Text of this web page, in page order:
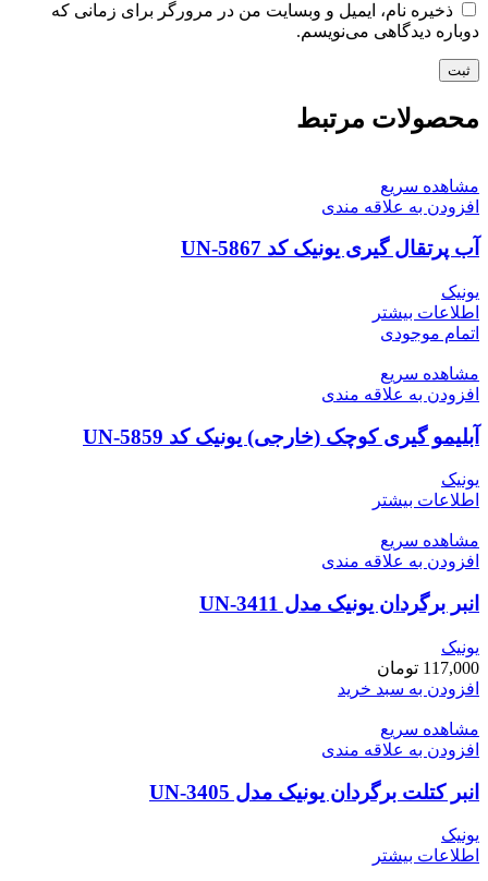
ذخیره نام، ایمیل و وبسایت من در مرورگر برای زمانی که
دوباره دیدگاهی می‌نویسم.
محصولات مرتبط
مشاهده سریع
افزودن به علاقه مندی
آب پرتقال گیری یونیک کد UN-5867
یونیک
اطلاعات بیشتر
اتمام موجودی
مشاهده سریع
افزودن به علاقه مندی
آبلیمو گیری کوچک (خارجی) یونیک کد UN-5859
یونیک
اطلاعات بیشتر
مشاهده سریع
افزودن به علاقه مندی
انبر برگردان یونیک مدل UN-3411
یونیک
117,000 تومان
افزودن به سبد خرید
مشاهده سریع
افزودن به علاقه مندی
انبر کتلت برگردان یونیک مدل UN-3405
یونیک
اطلاعات بیشتر